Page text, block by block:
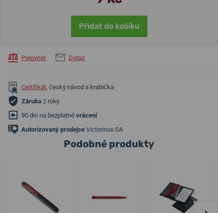
Přidat do košíku
Porovnat Dotaz
Certifikát, český návod a krabička
Záruka 2 roky
90 dní na bezplatné vrácení
Autorizovaný prodejce Victorinox SA
Podobné produkty